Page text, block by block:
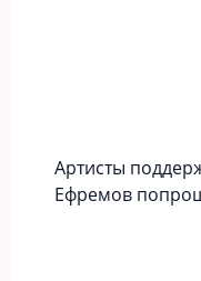
Артисты
Ефремов